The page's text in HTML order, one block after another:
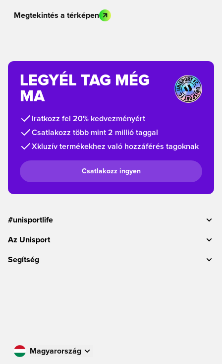
Megtekintés a térképen
LEGYÉL TAG MÉG
MA
Iratkozz fel 20% kedvezményért
Csatlakozz több mint 2 millió taggal
Xkluzív termékekhez való hozzáférés tagoknak
Csatlakozz ingyen
#unisportlife
Az Unisport
Segítség
Magyarország